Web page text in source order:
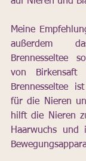
Meine
außerdem
Brennesseltee
von Birkensaft
Brennesseltee
für die Nieren
hilft die Nieren
Haarwuchs und